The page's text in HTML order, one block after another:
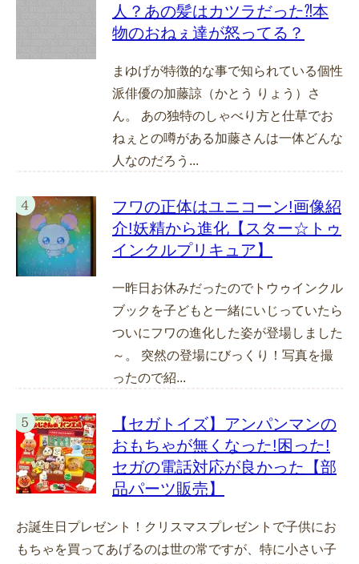
人？あの髪はカツラだった⁈本
物のおねぇ達が怒ってる？
まゆげが特徴的な事で知られている個性
派俳優の加藤諒（かとう りょう）さ
ん。 あの独特のしゃべり方と仕草でお
ねぇとの噂がある加藤さんは一体どんな
人なのだろう...
フワの正体はユニコーン!画像紹
介!妖精から進化【スター☆トゥ
インクルプリキュア】
一昨日お休みだったのでトウゥインクル
ブックを子どもと一緒にいじっていたら
ついにフワの進化した姿が登場しました
～。 突然の登場にびっくり！写真を撮
ったので紹...
【セガトイズ】アンパンマンの
おもちゃが無くなった!困った!
セガの電話対応が良かった【部
品パーツ販売】
お誕生日プレゼント！クリスマスプレゼントで子供にお
もちゃを買ってあげるのは世の常ですが、特に小さい子